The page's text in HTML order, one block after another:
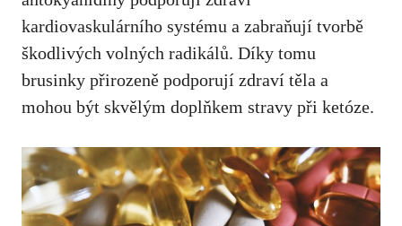
kardiovaskulárního systému a zabraňují tvorbě
škodlivých volných radikálů. Díky tomu
brusinky přirozeně podporují zdraví těla a
mohou být skvělým doplňkem stravy při ketóze.